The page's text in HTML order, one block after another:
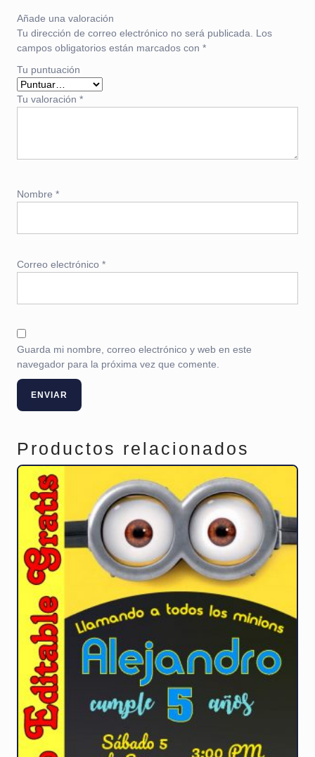
Añade una valoración
Tu dirección de correo electrónico no será publicada. Los
campos obligatorios están marcados con *
Tu puntuación
Tu valoración *
Nombre *
Correo electrónico *
Guarda mi nombre, correo electrónico y web en este
navegador para la próxima vez que comente.
Productos relacionados